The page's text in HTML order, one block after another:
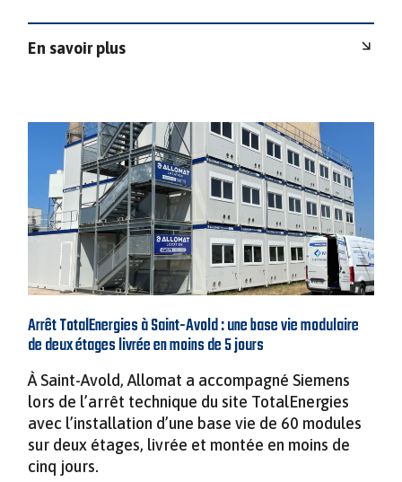
En savoir plus
Arrêt TotalEnergies à Saint-Avold : une base vie modulaire
de deux étages livrée en moins de 5 jours
À Saint-Avold, Allomat a accompagné Siemens
lors de l’arrêt technique du site TotalEnergies
avec l’installation d’une base vie de 60 modules
sur deux étages, livrée et montée en moins de
cinq jours.